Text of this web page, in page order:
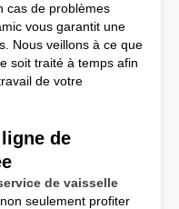
cas de problèmes
vous garantit une
Nous veillons à ce que
soit traité à temps afin
de votre
de
de vaisselle
seulement profiter